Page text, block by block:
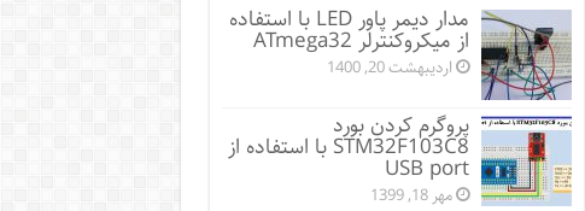
مدار دیمر پاور LED با استفاده
از میکروکنترلر ATmega32
اردیبهشت 20, 1400
پروگرم کردن بورد
STM32F103C8 با استفاده از
USB port
مهر 18, 1399